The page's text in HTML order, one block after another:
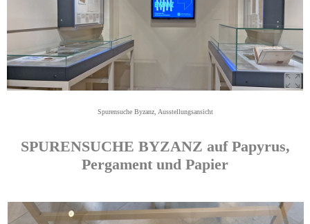
Spurensuche Byzanz, Ausstellungsansicht
SPURENSUCHE BYZANZ auf Papyrus,
Pergament und Papier